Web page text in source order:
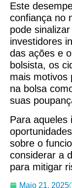
Este
confiança no
pode
investidores
das ações e
bolsista, os
mais motivos
na bolsa
suas
Para aqueles
sobre o
considerar a
para mitigar
Maio 21, 2025